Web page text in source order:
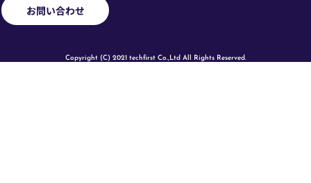
お問い合わせ
Copyright (C) 2021 techfirst Co.,Ltd All Rights Reserved.